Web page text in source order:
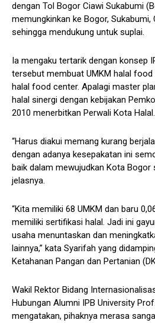
dengan Tol Bogor Ciawi Sukabumi
memungkinkan ke Bogor, Sukabumi,
sehingga mendukung untuk suplai.
Ia mengaku tertarik dengan konsep
tersebut membuat UMKM halal
halal food center. Apalagi master
halal sinergi dengan kebijakan
2010 menerbitkan Perwali Kota Halal.
“Harus diakui memang kurang
dengan adanya kesepakatan ini
baik dalam mewujudkan Kota Bogor
jelasnya.
“Kita memiliki 68 UMKM dan baru
memiliki sertifikasi halal. Jadi ini
usaha menuntaskan dan
lainnya,” kata Syarifah yang
Ketahanan Pangan dan Pertanian
Wakil Rektor Bidang
Hubungan Alumni IPB University
mengatakan, pihaknya merasa